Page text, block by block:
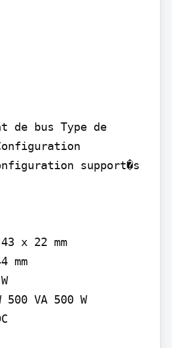
de bus Type de
support�s
x 22 mm
mm
500 VA 500 W